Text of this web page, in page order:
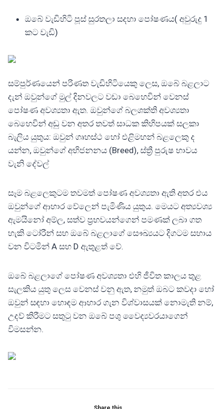
ඔබේ වැඩිහිටි පූස් සුරතලා සදහා පෝෂණය( අවුරුදු 1
කට වැඩි)
සම්පුර්ණයෙන් පරිණත වැඩිහිටියෙකු ලෙස, ඔබේ බළලාට
දැන් ඔවුන්ගේ මුල් දිනවලට වඩා බෙහෙවින් වෙනස්
පෝෂණ අවශ්‍යතා ඇත. ඔවුන්ගේ බලශක්ති අවශ්‍යතා
බෙහෙවින් අඩු වන අතර තවත් සාධක කිහිපයක් සලකා
බැලිය යුතුය: ඔවුන් ගෘහස්ථ හෝ එළිමහන් බළලෙකු ද
යන්න, ඔවුන්ගේ අභිජනනය (Breed), ස්ත්‍රී පුරුෂ භාවය
වැනි දේවල්
සෑම බළලෙකුටම තවමත් පෝෂණ අවශ්‍යතා ඇති අතර එය
ඔවුන්ගේ ආහාර වේලෙන් පැමිණිය යුතුය. මෙයට අත්‍යවශ්‍ය
ඇමයිනෝ අම්ල, සත්ව ප්‍රභවයන්ගෙන් පමණක් ලබා ගත
හැකි ටෝරීන් සහ ඔබේ බළලාගේ සෞඛ්‍යයට දිගටම සහාය
වන විටමින් A සහ D ඇතුළත් වේ.
ඔබේ බළලාගේ පෝෂණ අවශ්‍යතා එහි ජීවිත කාලය තුළ
සැලකිය යුතු ලෙස වෙනස් වනු ඇත, නමුත් ඔබට කවදා හෝ
ඔවුන් සඳහා හොඳම ආහාර ගැන විශ්වාසයක් නොමැති නම්,
උදව් කිරීමට සතුටු වන ඔබේ පශු වෛද්‍යවරයාගෙන්
විමසන්න.